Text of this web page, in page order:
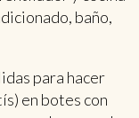
baño,
para hacer
en botes con